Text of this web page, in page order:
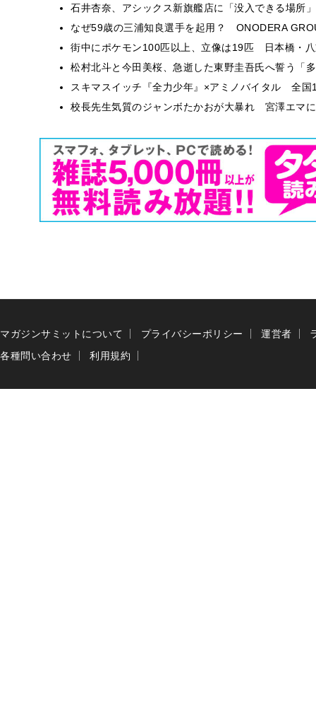
石井杏奈、アシックス新旗艦店に「没入できる場所
なぜ59歳の三浦知良選手を起用？ ONODERA
街中にポケモン100匹以上、立像は19匹 日本橋・
松村北斗と今田美桜、急逝した東野圭吾氏へ誓う「
スキマスイッチ『全力少年』×アミノバイタル 全国
校長先生気質のジャンボたかおが大暴れ 宮澤エマ
マガジンサミットについて プライバシーポリシー 運営者
各種問い合わせ
利用規約